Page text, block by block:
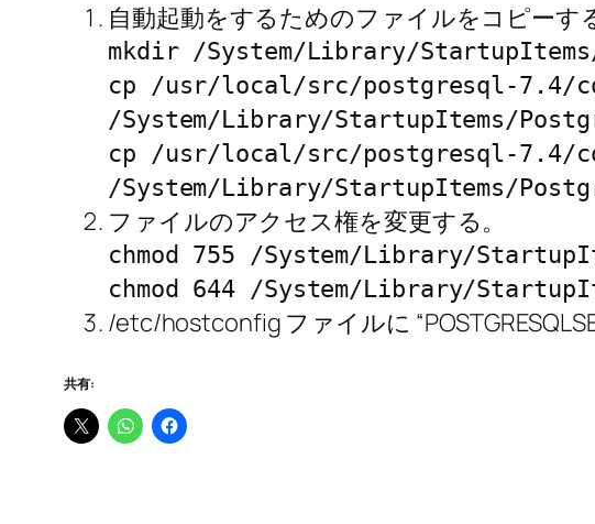
自動起動をするためのファイルをコピーす
mkdir /System/Library/StartupItems/
cp /usr/local/src/postgresql-7.4/
/System/Library/StartupItems/
cp /usr/local/src/postgresql-7.4/
/System/Library/StartupItems/
ファイルのアクセス権を変更する。
chmod 755 /System/Library/
chmod 644 /System/Library/
/etc/hostconfig ファイルに
共有: